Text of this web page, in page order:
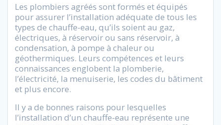
Les plombiers agréés sont formés et équipés
pour assurer l’installation adéquate de tous les
types de chauffe-eau, qu’ils soient au gaz,
électriques, à réservoir ou sans réservoir, à
condensation, à pompe à chaleur ou
géothermiques. Leurs compétences et leurs
connaissances englobent la plomberie,
l’électricité, la menuiserie, les codes du bâtiment
et plus encore.
Il y a de bonnes raisons pour lesquelles
l’installation d’un chauffe-eau représente une